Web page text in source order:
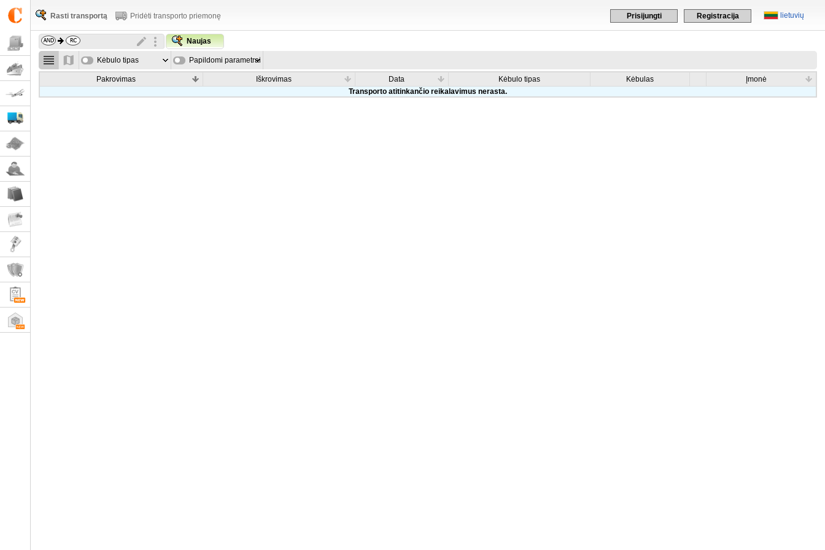
lietuvių
Prisijungti Registracija
Rasti transportą Pridėti transporto priemonę
Naujas
Kėbulo tipas Papildomi parametrai
Pakrovimas Iškrovimas Data Kėbulo tipas Kėbulas
Įmonė
Transporto atitinkančio reikalavimus nerasta.